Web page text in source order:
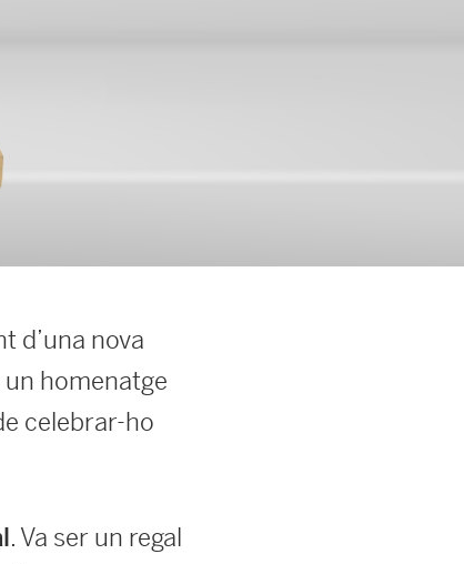
d’una nova
homenatge
celebrar-ho
. Va ser un regal